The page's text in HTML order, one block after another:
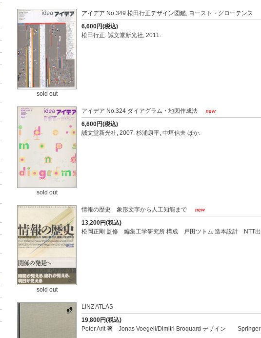
sold out
アイデア No.349 松田行正デザイン図鑑, ヨースト・グローテンス
6,600円(税込)
松田行正. 誠文堂新光社, 2011.
sold out
アイデア No.324 ダイアグラム・地図作成法
6,600円(税込)
誠文堂新光社, 2007. 杉浦康平, 中垣信夫 ほか.
sold out
情報の歴史 象形文字から人工知能まで
13,200円(税込)
松岡正剛 監修 編集工学研究所 構成 戸田ツトム 造本設計 NTT
LINZ ATLAS
19,800円(税込)
Peter Arlt 著 Jonas Voegeli/Dimitri Broquard デザイン